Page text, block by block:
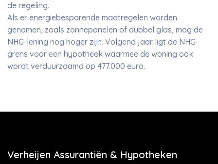
de regeling.
Als er energiebesparende maatregelen worden
genomen, zoals zonnepanelen of dubbel glas, mag de
NHG-lening nog hoger zijn. Volgend jaar ligt de NHG-
grens voor een hypotheek waarmee de woning ook
wordt verduurzaamd op 477.000 euro.
Verheijen Assurantiën & Hypotheken